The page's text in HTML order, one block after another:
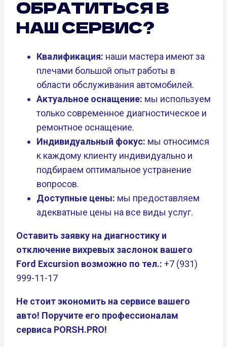
ОБРАТИТЬСЯ В
НАШ СЕРВИС?
Квалификация: наши мастера имеют за
плечами большой опыт работы в
области обслуживания автомобилей.
Актуальное оснащение: мы используем
только современное диагностическое и
ремонтное оснащение.
Индивидуальный фокус: мы относимся
к каждому клиенту индивидуально и
подбираем оптимальное устранение
вопросов.
Доступные цены: мы предоставляем
адекватные цены на все виды услуг.
Оставить заявку на диагностику и
отключение вихревых заслонок вашего
Ford Excursion возможно по тел.: +7 (931)
999-11-17
Не стоит экономить на сервисе вашего
авто! Поручите его профессионалам
сервиса PORSH.PRO!